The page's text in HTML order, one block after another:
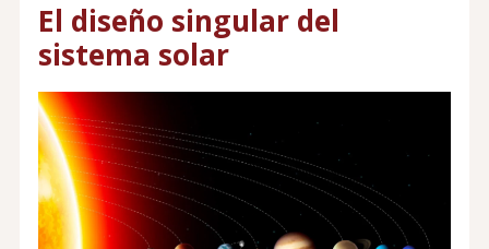
El diseño singular del
sistema solar